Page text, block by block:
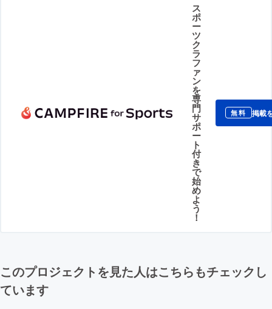
ス
ポ
ー
ツ
ク
ラ
フ
ァ
ン
を
専
門
サ
ポ
ー
ト
付
き
で
始
め
よ
う
！
無料 掲載
このプロジェクトを見た人はこちらもチェックし
ています